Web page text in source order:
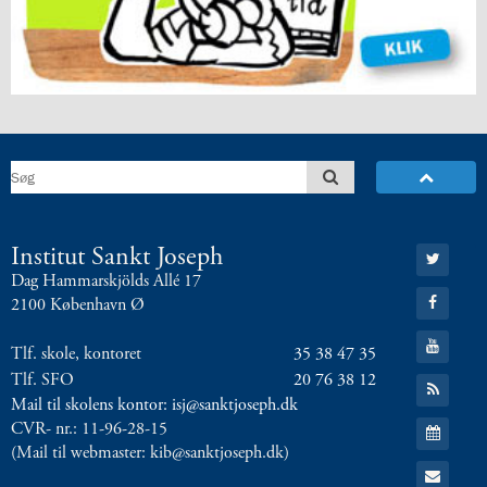
årsplaner
2.5:
Religionsfaget
2.6:
Dansk
som
2.7:
Bibliotek
2.8:
IT
2.10:
Afgangsprøver
2.11:
Afgangseksamen
2.12:
Karaktergennemsnit
2.14:
Hvor
eleverne
hen?
3.0:
Elev
Institut Sankt Joseph
Dag Hammarskjölds Allé 17
2100 København Ø
Tlf. skole, kontoret
35 38 47 35
Tlf. SFO
20 76 38 12
Mail til skolens kontor: isj@sanktjoseph.dk
CVR- nr.: 11-96-28-15
(Mail til webmaster: kib@sanktjoseph.dk)
Gå
til:
Twitter
Gå
til:
Facebook
Gå
til:
YouTube
Gå
til:
RSS
feed
Gå
til:
Kalender
Gå